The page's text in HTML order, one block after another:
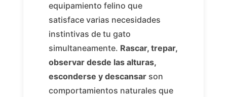
equipamiento felino que
satisface varias necesidades
instintivas de tu gato
simultaneamente. Rascar, trepar,
observar desde las alturas,
esconderse y descansarson
comportamientos naturales que